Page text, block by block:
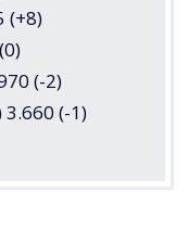
(+8)
(-2)
3.660 (-1)